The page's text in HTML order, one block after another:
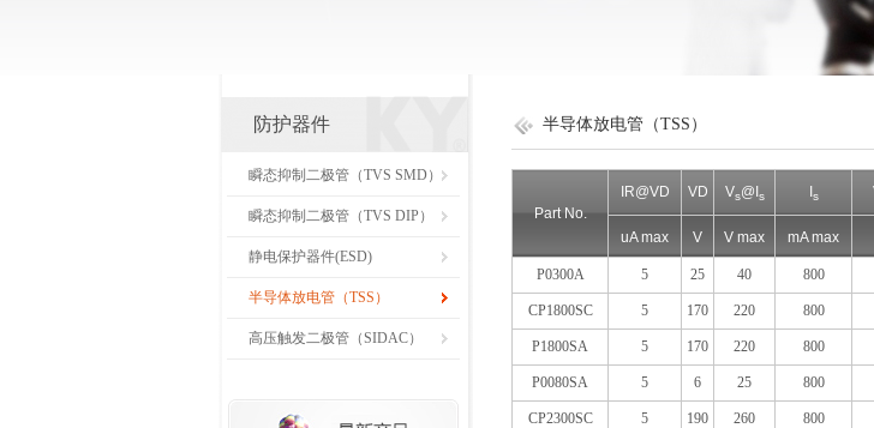
防护器件
瞬态抑制二极管（TVS SMD）
瞬态抑制二极管（TVS DIP）
静电保护器件(ESD)
半导体放电管（TSS）
高压触发二极管（SIDAC）
半导体放电管（TSS）
Part No.
IR@VD
uA max
VD
V
Vs@I s
V max
s
mA max
P0300A 5 25 40 800
CP1800SC 5 170 220 800
P1800SA 5 170 220 800
P0080SA 5 6 25 800
CP2300SC 5 190 260 800